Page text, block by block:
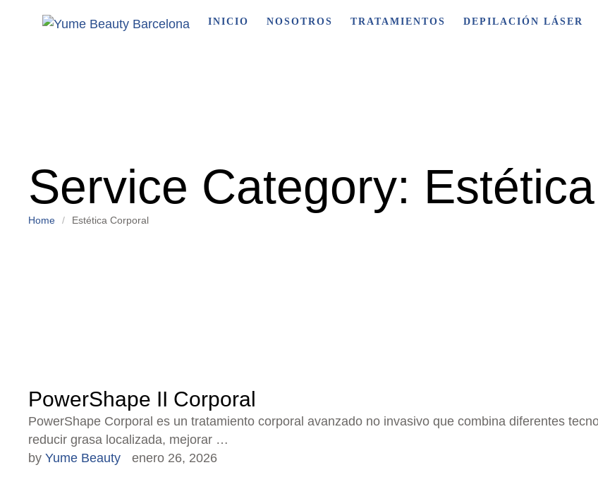
INICIO NOSOTROS TRATAMIENTOS DEPILACIÓN LÁSER
Service Category:
Home / Estética Corporal
PowerShape II Corporal
PowerShape Corporal es un tratamiento corporal avanzado no invasivo que combina diferentes
reducir grasa localizada, mejorar …
by Yume Beauty enero 26, 2026